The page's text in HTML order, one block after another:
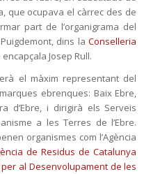
que ocupava el càrrec des de
part de l’organigrama del
dins laConselleria
Josep Rull.
el màxim representant del
ebrenques: Baix Ebre,
d’Ebre, i dirigirà els Serveis
a les Terres de l’Ebre.
organismes com l’Agència
de Residus de Catalunya
al Desenvolupament de les